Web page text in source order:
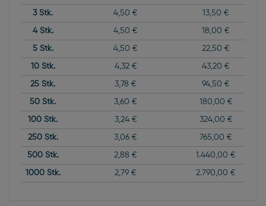
3Stk. 4,50 € 13,50 €
4Stk. 4,50 € 18,00 €
5Stk. 4,50 € 22,50 €
10Stk. 4,32 € 43,20 €
25 Stk. 3,78 € 94,50 €
50 Stk. 3,60 € 180,00 €
100 Stk. 3,24 € 324,00 €
250Stk. 3,06 € 765,00 €
500Stk. 2,88 € 1.440,00 €
1000Stk. 2,79 € 2.790,00 €